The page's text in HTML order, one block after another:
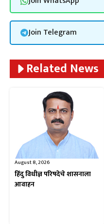
Join Telegram
Related News
August 8, 2026
हिंदु विधीज्ञ परिषदेचे शासनाला
आवाहन